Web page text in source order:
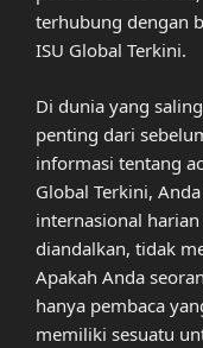
terhubung dengan
ISU Global Terkini.
Di dunia yang
penting dari
informasi tentang
Global Terkini,
internasional
diandalkan, tidak
Apakah Anda
hanya pembaca
memiliki sesuatu